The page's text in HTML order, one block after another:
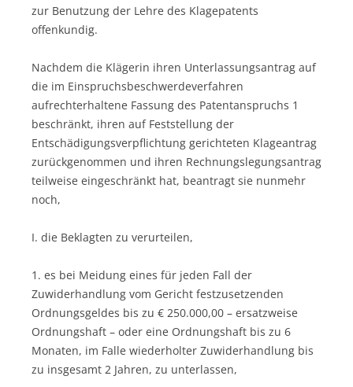
zur Benutzung der Lehre des Klagepatents
offenkundig.
Nachdem die Klägerin ihren Unterlassungsantrag auf
die im Einspruchsbeschwerdeverfahren
aufrechterhaltene Fassung des Patentanspruchs 1
beschränkt, ihren auf Feststellung der
Entschädigungsverpflichtung gerichteten Klageantrag
zurückgenommen und ihren Rechnungslegungsantrag
teilweise eingeschränkt hat, beantragt sie nunmehr
noch,
I. die Beklagten zu verurteilen,
1. es bei Meidung eines für jeden Fall der
Zuwiderhandlung vom Gericht festzusetzenden
Ordnungsgeldes bis zu € 250.000,00 – ersatzweise
Ordnungshaft – oder eine Ordnungshaft bis zu 6
Monaten, im Falle wiederholter Zuwiderhandlung bis
zu insgesamt 2 Jahren, zu unterlassen,